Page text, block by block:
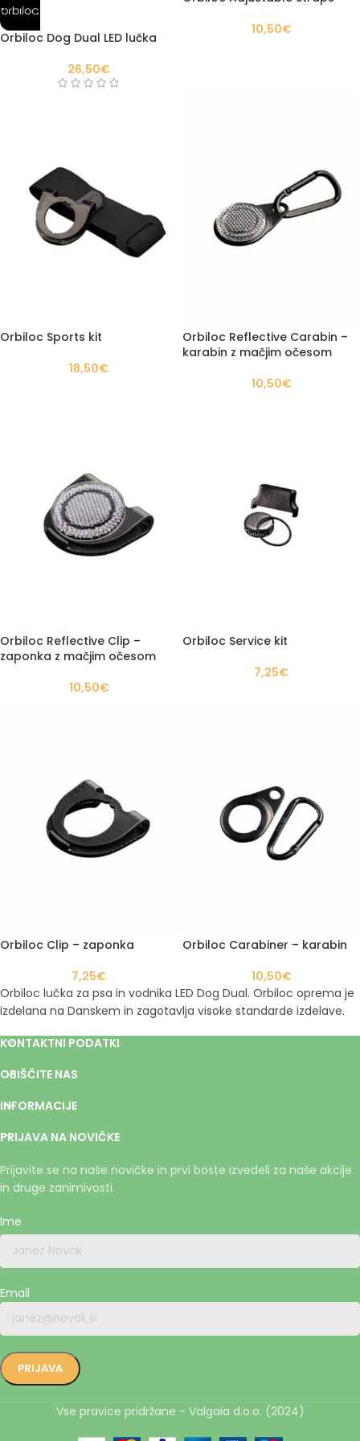
Orbiloc Dog Dual LED lučka
26,50€
10,50€
Orbiloc Sports kit
18,50€
Orbiloc Reflective Carabin –
karabin z mačjim očesom
10,50€
Orbiloc Reflective Clip –
zaponka z mačjim očesom
10,50€
Orbiloc Service kit
7,25€
Orbiloc Clip – zaponka
7,25€
Orbiloc Carabiner – karabin
10,50€
Orbiloc lučka za psa in vodnika LED Dog Dual. Orbiloc oprema je
izdelana na Danskem in zagotavlja visoke standarde izdelave.
KONTAKTNI PODATKI
OBIŠČITE NAS
INFORMACIJE
PRIJAVA NA NOVIČKE
Prijavite se na naše novičke in prvi boste izvedeli za naše akcije
in druge zanimivosti.
Ime
Email
Vse pravice pridržane - Valgaia d.o.o. (2024)